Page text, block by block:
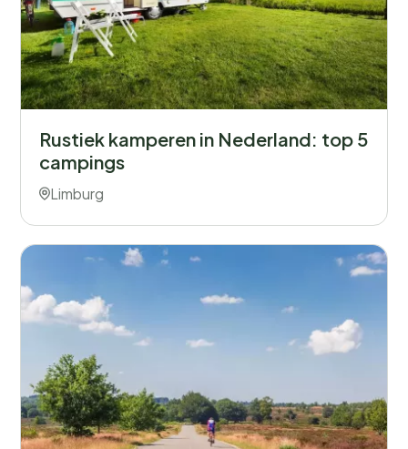
Rustiek kamperen in Nederland: top 5
campings
Limburg